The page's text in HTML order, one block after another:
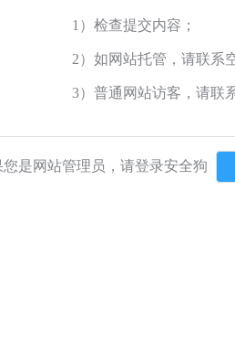
1）检查提交内容；
2）如网站托管，请联系
3）普通网站访客，请联
您是网站管理员，请登录安全狗